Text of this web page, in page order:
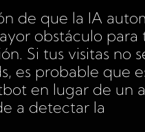
de que la IA
obstáculo para
Si tus visitas no
es probable que
en lugar de un
a detectar la